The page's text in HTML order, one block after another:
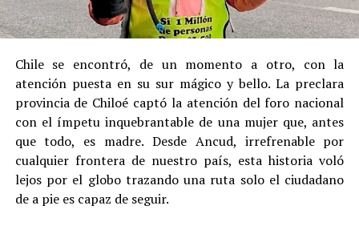
Chile se encontró, de un momento a otro, con la
atención puesta en su sur mágico y bello. La preclara
provincia de Chiloé captó la atención del foro nacional
con el ímpetu inquebrantable de una mujer que, antes
que todo, es madre. Desde Ancud, irrefrenable por
cualquier frontera de nuestro país, esta historia voló
lejos por el globo trazando una ruta solo el ciudadano
de a pie es capaz de seguir.